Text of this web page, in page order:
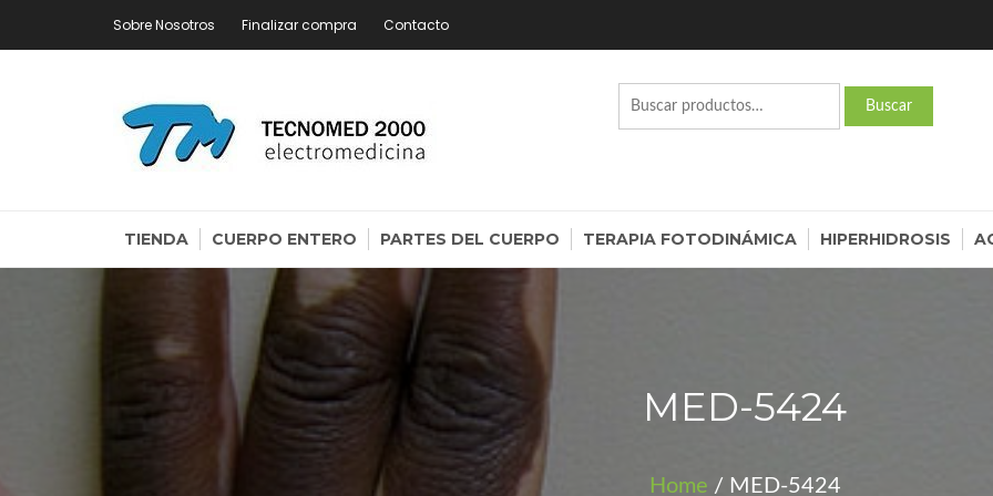
content
Sobre Nosotros Finalizar compra Contacto
CABINAS Y EQUIPOS DE
por:
Buscar
TIENDA CUERPO ENTERO PARTES DEL CUERPO TERAPIA FOTODINÁMICA HIPERHIDROSIS
MED-5424
Home / MED-5424